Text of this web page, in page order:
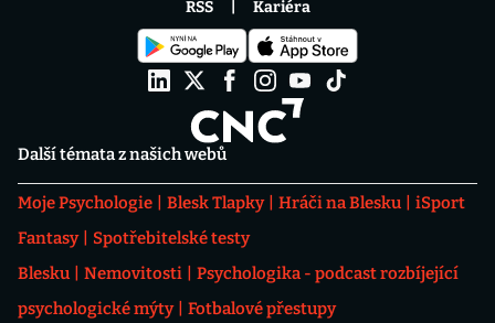
Další témata z našich webů
Moje Psychologie Blesk Tlapky Hráči na Blesku
iSport
Fantasy
Spotřebitelské testy
Blesku
Nemovitosti
Psychologika - podcast rozbíjející
psychologické mýty
Fotbalové přestupy
RSS Kariéra